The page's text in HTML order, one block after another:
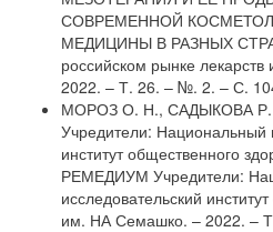
СОВРЕМЕННОЙ
МЕДИЦИНЫ В РАЗНЫХ
российском рынке
2022. – Т. 26. – №. 2. – С.
МОРОЗ О. Н., САДЫКОВА
Учредители: Национальный
институт общественного
РЕМЕДИУМ Учредители:
исследовательский
им. НА Семашко. – 2022. –